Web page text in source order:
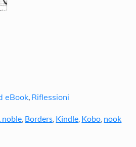
eBook Riflessioni
noble Borders Kindle Kobo nook